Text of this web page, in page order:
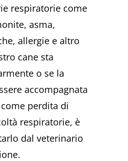
respiratorie come
asma,
allergie e altro
cane sta
o se la
accompagnata
perdita di
respiratorie, è
dal veterinario